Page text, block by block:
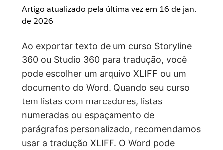
Artigo atualizado pela última vez em 16 de jan.
de 2026
Ao exportar texto de um curso Storyline
360 ou Studio 360 para tradução, você
pode escolher um arquivo XLIFF ou um
documento do Word. Quando seu curso
tem listas com marcadores, listas
numeradas ou espaçamento de
parágrafos personalizado, recomendamos
usar a tradução XLIFF. O Word pode